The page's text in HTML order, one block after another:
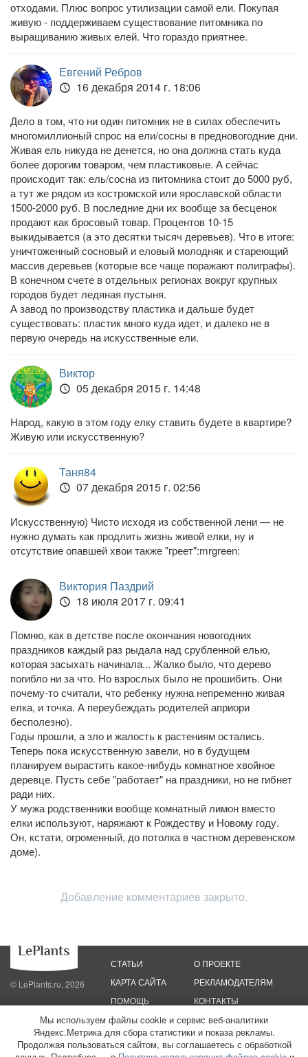
отходами. Плюс вопрос утилизации самой ели. Покупая
живую - поддерживаем существование питомника по
выращиванию живых елей. Что гораздо приятнее.
Евгений Ребров
16 декабря 2014 г. 18:06
Дело в том, что ни один питомник не в силах обеспечить
многомиллионый спрос на ели/сосны в предновогодние дни.
Живая ель никуда не денется, но она должна стать куда
более дорогим товаром, чем пластиковые. А сейчас
происходит так: ель/сосна из питомника стоит до 5000 руб,
а тут же рядом из костромской или ярославской области
1500-2000 руб. В последние дни их вообще за бесценок
продают как бросовый товар. Процентов 10-15
выкидывается (а это десятки тысяч деревьев). Что в итоге:
уничтоженный сосновый и еловый молодняк и стареющий
массив деревьев (которые все чаще поражают полиграфы).
В конечном счете в отдельных регионах вокруг крупных
городов будет ледяная пустыня.
А завод по производству пластика и дальше будет
существовать: пластик много куда идет, и далеко не в
первую очередь на искусственные ели.
Виктор
05 декабря 2015 г. 14:48
Народ, какую в этом году елку ставить будете в квартире?
Живую или искусственную?
Таня84
07 декабря 2015 г. 02:56
Искусственную) Чисто исходя из собственной лени — не
нужно думать как продлить жизнь живой елки, ну и
отсутствие опавшей хвои также "греет":mrgreen:
Виктория Паздрий
18 июля 2017 г. 09:41
Помню, как в детстве после окончания новогодних
праздников каждый раз рыдала над срубленной елью,
которая засыхать начинала... Жалко было, что дерево
погибло ни за что. Но взрослых было не прошибить. Они
почему-то считали, что ребенку нужна непременно живая
елка, и точка. А переубеждать родителей априори
бесполезно).
Годы прошли, а зло и жалость к растениям остались.
Теперь пока искусственную завели, но в будущем
планируем вырастить какое-нибудь комнатное хвойное
деревце. Пусть себе "работает" на праздники, но не гибнет
ради них.
У мужа родственники вообще комнатный лимон вместо
елки используют, наряжают к Рождеству и Новому году.
Он, кстати, огроменный, до потолка в частном деревенском
доме).
Добавление комментариев закрыто.
© LePlants.ru, 2026
СТАТЬИ
КАРТА САЙТА
ПОМОЩЬ
О ПРОЕКТЕ
РЕКЛАМОДАТЕЛЯМ
КОНТАКТЫ
Политика конфиденциальности
Политика использования файлов cookie
Пользовательское соглашение
Редакционные стандарты
Мы используем файлы cookie и сервис веб-аналитики
Яндекс.Метрика для сбора статистики и показа рекламы.
Продолжая пользоваться сайтом, вы соглашаетесь с обработкой